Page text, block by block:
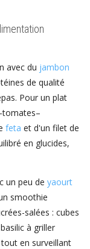
avec du jambon
de qualité
Pour un plat
feta et d'un filet de
en glucides,
un peu de yaourt
smoothie
salées : cubes
à griller
en surveillant